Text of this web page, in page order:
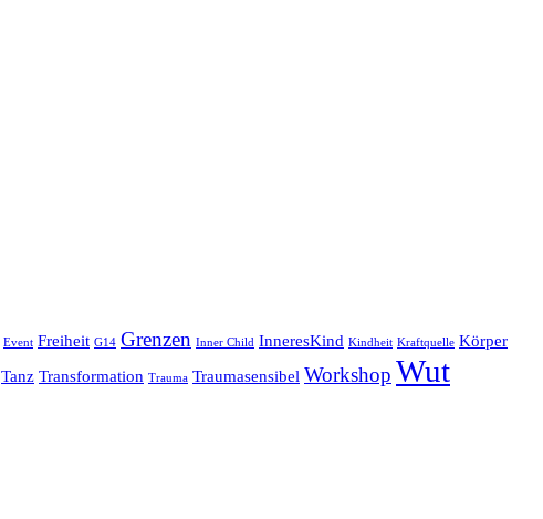
Event Freiheit G14 Grenzen Inner Child InneresKind Kindheit Kraftquelle Körper
Tanz Transformation Trauma Traumasensibel Workshop Wut